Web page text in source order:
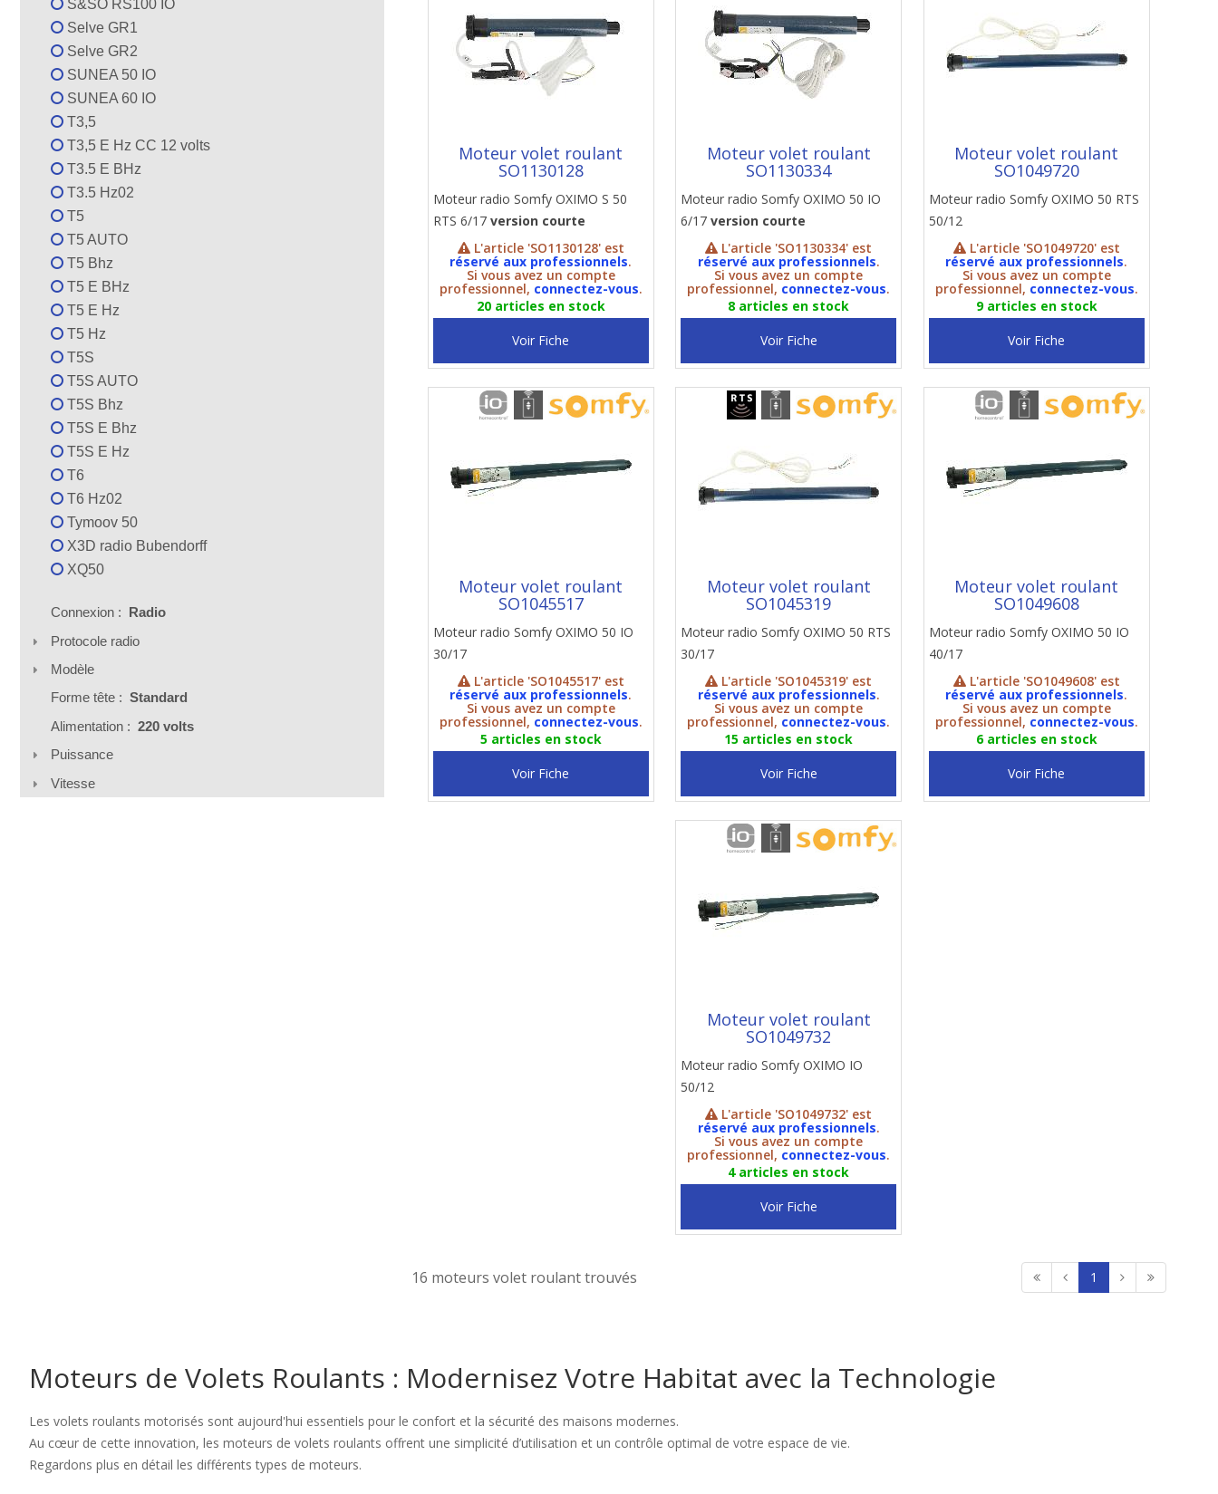
S&SO RS100 IO
Selve GR1
Selve GR2
SUNEA 50 IO
SUNEA 60 IO
T3,5
T3,5 E Hz CC 12 volts
T3.5 E BHz
T3.5 Hz02
T5
T5 AUTO
T5 Bhz
T5 E BHz
T5 E Hz
T5 Hz
T5S
T5S AUTO
T5S Bhz
T5S E Bhz
T5S E Hz
T6
T6 Hz02
Tymoov 50
X3D radio Bubendorff
XQ50
Connexion : Radio
Protocole radio
Modèle
Forme tête : Standard
Alimentation : 220 volts
Puissance
Vitesse
Moteur volet roulant
SO1130128
Moteur radio Somfy OXIMO S 50
RTS 6/17 version courte
L'article 'SO1130128' est
réservé aux professionnels.
Si vous avez un compte
professionnel, connectez-vous.
20 articles en stock
Voir Fiche
Moteur volet roulant
SO1130334
Moteur radio Somfy OXIMO 50 IO
6/17version courte
L'article 'SO1130334' est
réservé aux professionnels.
Si vous avez un compte
professionnel, connectez-vous.
8 articles en stock
Voir Fiche
Moteur volet roulant
SO1049720
Moteur radio Somfy OXIMO 50 RTS
50/12
L'article 'SO1049720' est
réservé aux professionnels.
Si vous avez un compte
professionnel, connectez-vous.
9 articles en stock
Voir Fiche
Moteur volet roulant
SO1045517
Moteur radio Somfy OXIMO 50 IO
30/17
L'article 'SO1045517' est
réservé aux professionnels.
Si vous avez un compte
professionnel, connectez-vous.
5 articles en stock
Voir Fiche
Moteur volet roulant
SO1045319
Moteur radio Somfy OXIMO 50 RTS
30/17
L'article 'SO1045319' est
réservé aux professionnels.
Si vous avez un compte
professionnel, connectez-vous.
15 articles en stock
Voir Fiche
Moteur volet roulant
SO1049608
Moteur radio Somfy OXIMO 50 IO
40/17
L'article 'SO1049608' est
réservé aux professionnels.
Si vous avez un compte
professionnel, connectez-vous.
6 articles en stock
Voir Fiche
Moteur volet roulant
SO1049732
Moteur radio Somfy OXIMO IO
50/12
L'article 'SO1049732' est
réservé aux professionnels.
Si vous avez un compte
professionnel, connectez-vous.
4 articles en stock
Voir Fiche
16 moteurs volet roulant trouvés 1
Moteurs de Volets Roulants : Modernisez Votre Habitat avec la Technologie
Les volets roulants motorisés sont aujourd'hui essentiels pour le confort et la sécurité des maisons modernes.
Au cœur de cette innovation, les moteurs de volets roulants offrent une simplicité d’utilisation et un contrôle optimal de votre espace de vie.
Regardons plus en détail les différents types de moteurs.